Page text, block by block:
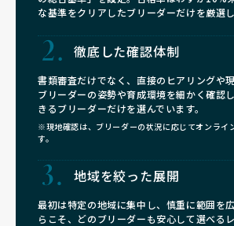
な基準をクリアしたブリーダーだけを厳選し
徹底した確認体制
書類審査だけでなく、直接のヒアリングや
ブリーダーの姿勢や育成環境を細かく確認
きるブリーダーだけを選んでいます。
※現地確認は、ブリーダーの状況に応じてオンライ
す。
地域を絞った展開
最初は特定の地域に集中し、慎重に範囲を
らこそ、どのブリーダーも安心して選べる